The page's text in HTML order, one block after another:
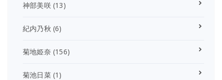
神部美咲(13)
紀内乃秋 (6)
菊地姫奈 (156)
菊池日菜(1)